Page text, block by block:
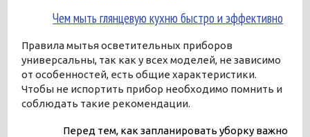
Чем мыть глянцевую кухню быстро и эффективно
Правила мытья осветительных приборов
универсальны, так как у всех моделей, не зависимо
от особенностей, есть общие характеристики.
Чтобы не испортить прибор необходимо помнить и
соблюдать такие рекомендации.
Перед тем, как запланировать уборку важно